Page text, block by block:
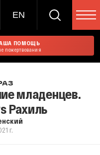
EN
ПОМОЩЬ
пожертвования
младенцев.
Рахиль
г.